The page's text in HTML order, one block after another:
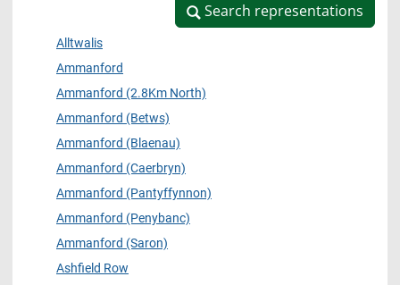
Search representations
Search representations
Alltwalis
Ammanford
Ammanford (2.8Km North)
Ammanford (Betws)
Ammanford (Blaenau)
Ammanford (Caerbryn)
Ammanford (Pantyffynnon)
Ammanford (Penybanc)
Ammanford (Saron)
Ashfield Row